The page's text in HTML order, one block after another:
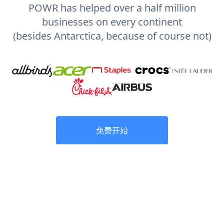
POWR has helped over a half million
businesses on every continent
(besides Antarctica, because of course not)
免费开始